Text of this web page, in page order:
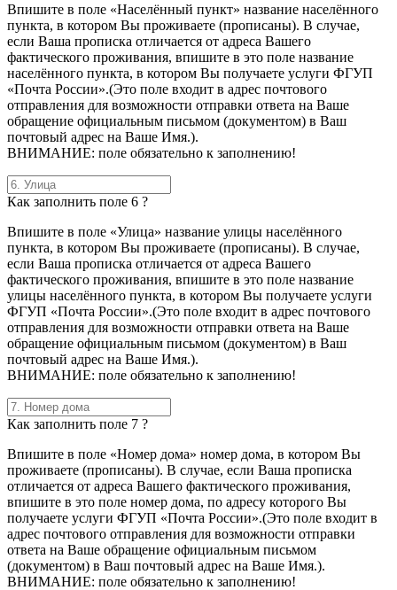
Впишите в поле «Населённый пункт» название населённого
пункта, в котором Вы проживаете (прописаны). В случае,
если Ваша прописка отличается от адреса Вашего
фактического проживания, впишите в это поле название
населённого пункта, в котором Вы получаете услуги ФГУП
«Почта России».(Это поле входит в адрес почтового
отправления для возможности отправки ответа на Ваше
обращение официальным письмом (документом) в Ваш
почтовый адрес на Ваше Имя.).
ВНИМАНИЕ: поле обязательно к заполнению!
Как заполнить поле 6 ?
Впишите в поле «Улица» название улицы населённого
пункта, в котором Вы проживаете (прописаны). В случае,
если Ваша прописка отличается от адреса Вашего
фактического проживания, впишите в это поле название
улицы населённого пункта, в котором Вы получаете услуги
ФГУП «Почта России».(Это поле входит в адрес почтового
отправления для возможности отправки ответа на Ваше
обращение официальным письмом (документом) в Ваш
почтовый адрес на Ваше Имя.).
ВНИМАНИЕ: поле обязательно к заполнению!
Как заполнить поле 7 ?
Впишите в поле «Номер дома» номер дома, в котором Вы
проживаете (прописаны). В случае, если Ваша прописка
отличается от адреса Вашего фактического проживания,
впишите в это поле номер дома, по адресу которого Вы
получаете услуги ФГУП «Почта России».(Это поле входит в
адрес почтового отправления для возможности отправки
ответа на Ваше обращение официальным письмом
(документом) в Ваш почтовый адрес на Ваше Имя.).
ВНИМАНИЕ: поле обязательно к заполнению!